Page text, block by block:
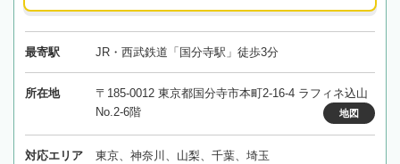
最寄駅 JR・西武鉄道「国分寺駅」徒歩3分
所在地
〒185-0012 東京都国分寺市本町2-16-4 ラフィネ込山
No.2-6階
地図
対応エリア 東京、神奈川、山梨、千葉、埼玉